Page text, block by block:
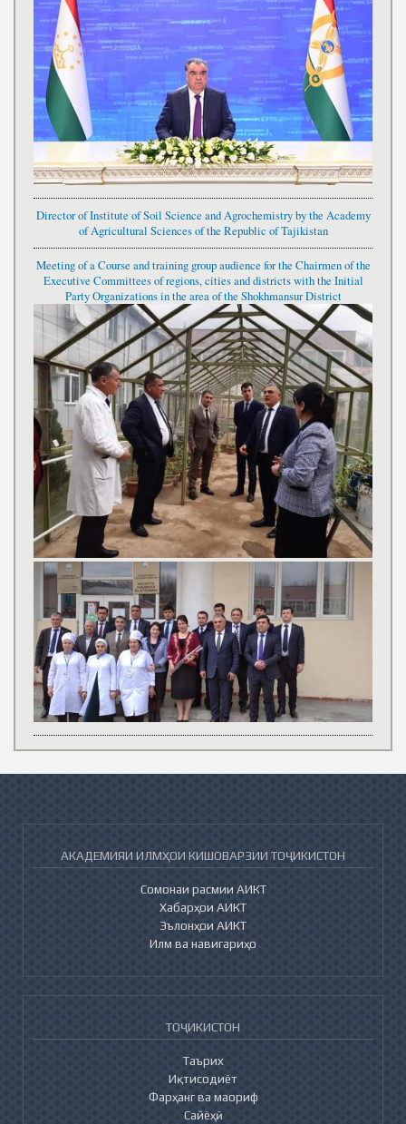
Director of Institute of Soil Science and Agrochemistry by the Academy
of Agricultural Sciences of the Republic of Tajikistan
Meeting of a Course and training group audience for the Chairmen of the
Executive Committees of regions, cities and districts with the Initial
Party Organizations in the area of the Shokhmansur District
АКАДЕМИЯИ ИЛМҲОИ КИШОВАРЗИИ ТОҶИКИСТОН
Сомонаи расмии АИКТ
Хабарҳои АИКТ
Эълонҳои АИКТ
Илм ва навигариҳо
ТОҶИКИСТОН
Таърих
Иқтисодиёт
Фарҳанг ва маориф
Сайёҳӣ